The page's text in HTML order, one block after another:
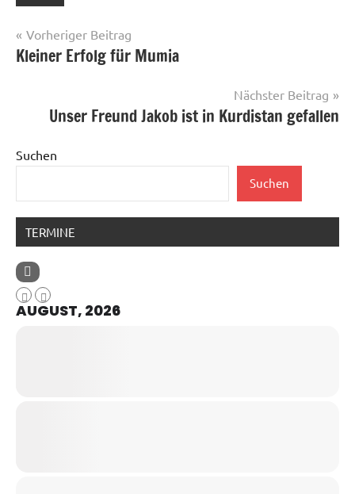
Beitragsnavigation
Vorheriger Beitrag
Kleiner Erfolg für Mumia
Nächster Beitrag
Unser Freund Jakob ist in Kurdistan gefallen
Suchen
Suchen
TERMINE
AUGUST, 2026